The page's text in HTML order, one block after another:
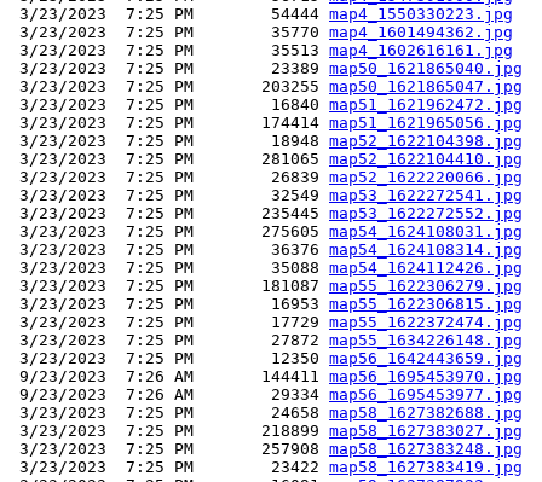
3/23/2023  7:25 PM        54444 map4_1550330223.jpg
3/23/2023  7:25 PM        35770 map4_1601494362.jpg
3/23/2023  7:25 PM        35513 map4_1602616161.jpg
3/23/2023  7:25 PM        23389 map50_1621865040.jpg
3/23/2023  7:25 PM       203255 map50_1621865047.jpg
3/23/2023  7:25 PM        16840 map51_1621962472.jpg
3/23/2023  7:25 PM       174414 map51_1621965056.jpg
3/23/2023  7:25 PM        18948 map52_1622104398.jpg
3/23/2023  7:25 PM       281065 map52_1622104410.jpg
3/23/2023  7:25 PM        26839 map52_1622220066.jpg
3/23/2023  7:25 PM        32549 map53_1622272541.jpg
3/23/2023  7:25 PM       235445 map53_1622272552.jpg
3/23/2023  7:25 PM       275605 map54_1624108031.jpg
3/23/2023  7:25 PM        36376 map54_1624108314.jpg
3/23/2023  7:25 PM        35088 map54_1624112426.jpg
3/23/2023  7:25 PM       181087 map55_1622306279.jpg
3/23/2023  7:25 PM        16953 map55_1622306815.jpg
3/23/2023  7:25 PM        17729 map55_1622372474.jpg
3/23/2023  7:25 PM        27872 map55_1634226148.jpg
3/23/2023  7:25 PM        12350 map56_1642443659.jpg
9/23/2023  7:26 AM       144411 map56_1695453970.jpg
9/23/2023  7:26 AM        29334 map56_1695453977.jpg
3/23/2023  7:25 PM        24658 map58_1627382688.jpg
3/23/2023  7:25 PM       218899 map58_1627383027.jpg
3/23/2023  7:25 PM       257908 map58_1627383248.jpg
3/23/2023  7:25 PM        23422 map58_1627383419.jpg